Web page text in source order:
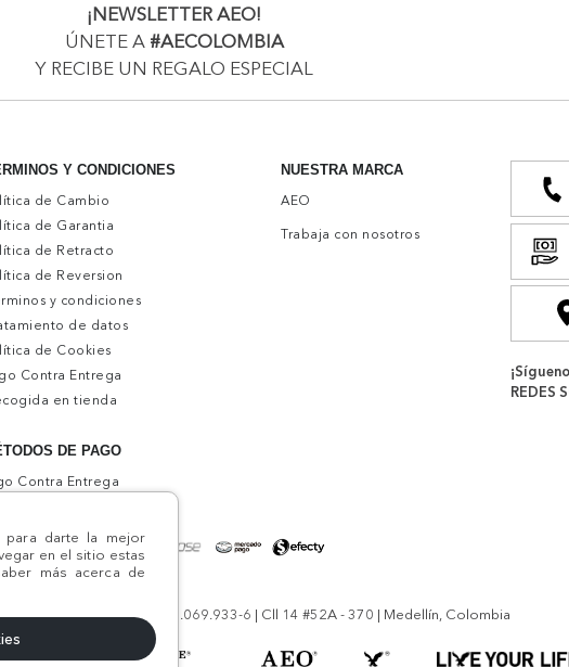
para darte la mejor
en el sitio estas
más acerca de
¡NEWSLETTER AEO!
ÚNETE A #AECOLOMBIA
Y RECIBE UN REGALO ESPECIAL
Y CONDICIONES
de Cambio
de Garantia
de Retracto
de Reversion
y condiciones
de datos
de Cookies
Contra Entrega
en tienda
NUESTRA MARCA
AEO
Trabaja con nosotros
DE PAGO
Contra Entrega
REDES
Comodín S.A.S | NIT:800.069.933-6 | Cll 14 #52A - 370 | Medellín, Colombia